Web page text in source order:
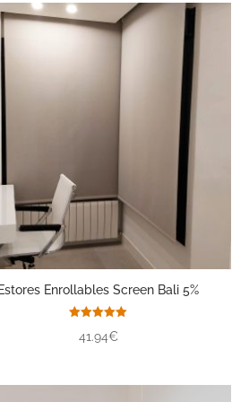
Estores Enrollables Screen Bali 5%
con
41.94€